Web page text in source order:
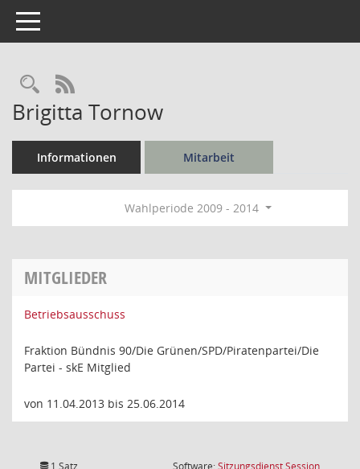
Toggle navigation
Rechercheauswahl
RSS-Feed
Brigitta Tornow
Informationen Mitarbeit
Wahlperiode 2009 - 2014
MITGLIEDER
Betriebsausschuss
Fraktion Bündnis 90/Die Grünen/SPD/Piratenpartei/Die
Partei - skE Mitglied
von 11.04.2013 bis 25.06.2014
1 Satz Software:SitzungsdienstSession(Wird in